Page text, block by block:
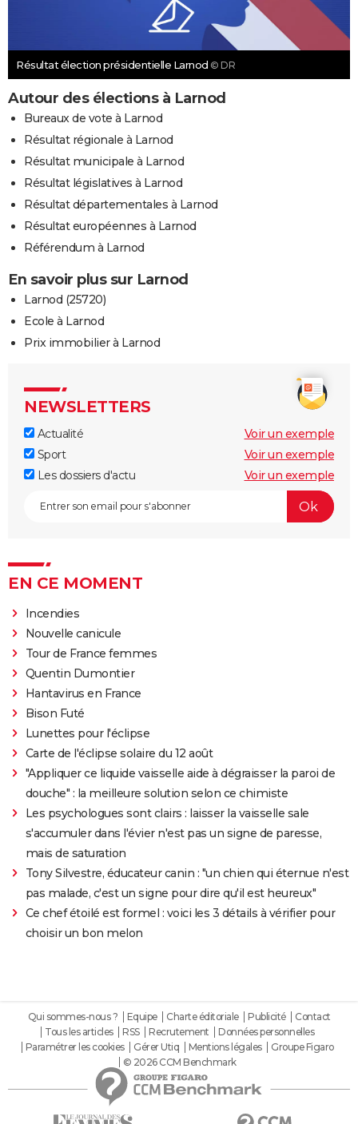
Résultat élection présidentielle Larnod © DR
Autour des élections à Larnod
Bureaux de vote à Larnod
Résultat régionale à Larnod
Résultat municipale à Larnod
Résultat législatives à Larnod
Résultat départementales à Larnod
Résultat européennes à Larnod
Référendum à Larnod
En savoir plus sur Larnod
Larnod (25720)
Ecole à Larnod
Prix immobilier à Larnod
NEWSLETTERS
Actualité
Voir un exemple
Sport
Voir un exemple
Les dossiers d'actu
Voir un exemple
EN CE MOMENT
Incendies
Nouvelle canicule
Tour de France femmes
Quentin Dumontier
Hantavirus en France
Bison Futé
Lunettes pour l'éclipse
Carte de l'éclipse solaire du 12 août
"Appliquer ce liquide vaisselle aide à dégraisser la paroi de
douche" : la meilleure solution selon ce chimiste
Les psychologues sont clairs : laisser la vaisselle sale
s'accumuler dans l'évier n'est pas un signe de paresse,
mais de saturation
Tony Silvestre, éducateur canin : "un chien qui éternue n'est
pas malade, c'est un signe pour dire qu'il est heureux"
Ce chef étoilé est formel : voici les 3 détails à vérifier pour
choisir un bon melon
Qui sommes-nous ? Equipe Charte éditoriale Publicité
Contact
Tous les articles
RSS Recrutement
Données personnelles
Paramétrer les cookies
Gérer Utiq Mentions légales
Groupe Figaro
© 2026 CCM Benchmark